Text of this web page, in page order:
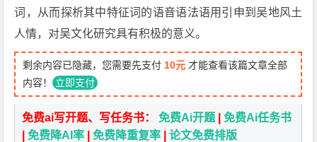
词，从而探析其中特征词的语音语法语用引申到吴地风土
人情，对吴文化研究具有积极的意义。
剩余内容已隐藏，您需要先支付 10元 才能查看该篇文章全部
内容！ 立即支付
免费ai写开题、写任务书：免费Ai开题 |免费Ai任务书
|免费降AI率 |免费降重复率 |论文免费排版